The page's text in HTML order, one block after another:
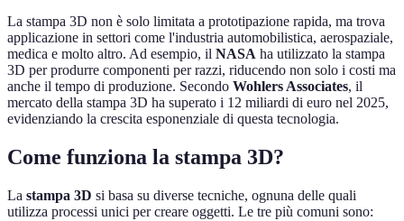
La stampa 3D non è solo limitata a prototipazione rapida, ma trova
applicazione in settori come l'industria automobilistica, aerospaziale,
medica e molto altro. Ad esempio, il NASA ha utilizzato la stampa
3D per produrre componenti per razzi, riducendo non solo i costi ma
anche il tempo di produzione. Secondo Wohlers Associates, il
mercato della stampa 3D ha superato i 12 miliardi di euro nel 2025,
evidenziando la crescita esponenziale di questa tecnologia.
Come funziona la stampa 3D?
La stampa 3D si basa su diverse tecniche, ognuna delle quali
utilizza processi unici per creare oggetti. Le tre più comuni sono: